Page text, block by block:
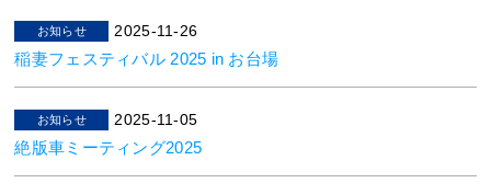
お知らせ 2025-11-26
稲妻フェスティバル 2025 in お台場
お知らせ 2025-11-05
絶版車ミーティング2025